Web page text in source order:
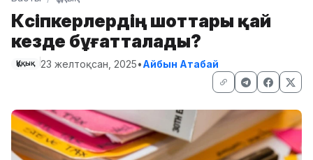
Кәсіпкерлердің шоттары қай
кезде бұғатталады?
Құқық 23 желтоқсан, 2025•Айбын Атабай